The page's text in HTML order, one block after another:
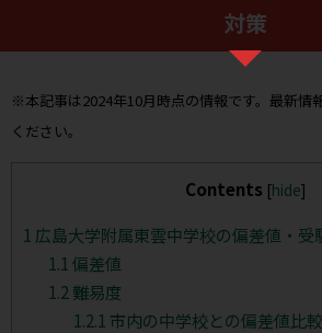
対策
※本記事は2024年10月時点の情報です。最新情
ください。
Contents [hide]
1 広島大学附属東雲中学校の偏差値・受
1.1 偏差値
1.2 難易度
1.2.1 市内の中学校との偏差値比較